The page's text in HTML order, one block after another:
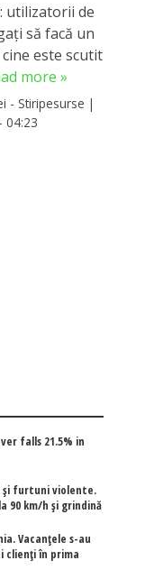
utilizatorii de
să facă un
este scutit
more »
- Stiripesurse |
04:23
falls 21.5% in
și furtuni violente.
90 km/h și grindină
Vacanțele s-au
clienți în prima